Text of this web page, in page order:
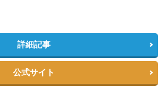
詳細記事
公式サイト